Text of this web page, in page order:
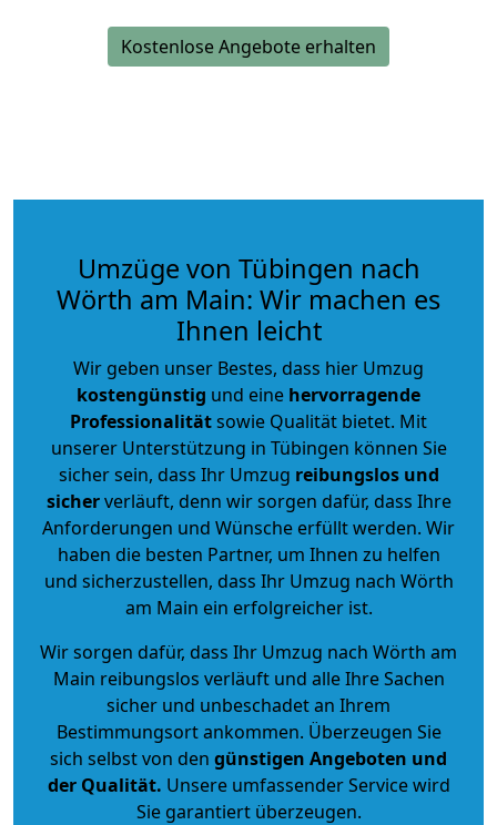
Kostenlose Angebote erhalten
Umzüge von Tübingen nach
Wörth am Main: Wir machen es
Ihnen leicht
Wir geben unser Bestes, dass hier Umzug
kostengünstig und eine hervorragende
Professionalitätsowie Qualität bietet. Mit
unserer Unterstützung in Tübingen können Sie
sicher sein, dass Ihr Umzug reibungslos und
sicherverläuft, denn wir sorgen dafür, dass Ihre
Anforderungen und Wünsche erfüllt werden. Wir
haben die besten Partner, um Ihnen zu helfen
und sicherzustellen, dass Ihr Umzug nach Wörth
am Main ein erfolgreicher ist.
Wir sorgen dafür, dass Ihr Umzug nach Wörth am
Main reibungslos verläuft und alle Ihre Sachen
sicher und unbeschadet an Ihrem
Bestimmungsort ankommen. Überzeugen Sie
sich selbst von den günstigen Angeboten und
der Qualität. Unsere umfassender Service wird
Sie garantiert überzeugen.